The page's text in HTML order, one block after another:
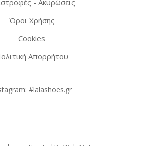
- Ακυρώσεις
Όροι Χρήσης
Cookies
Απορρήτου
#lalashoes.gr